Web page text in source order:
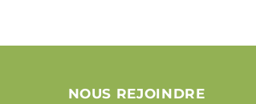
NOUS REJOINDRE